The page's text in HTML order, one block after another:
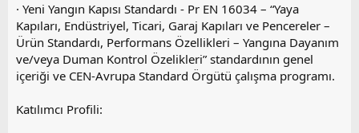
· Yeni Yangın Kapısı Standardı - Pr EN 16034 – “Yaya
Kapıları, Endüstriyel, Ticari, Garaj Kapıları ve Pencereler –
Ürün Standardı, Performans Özellikleri – Yangına Dayanım
ve/veya Duman Kontrol Özelikleri” standardının genel
içeriği ve CEN-Avrupa Standard Örgütü çalışma programı.
Katılımcı Profili: